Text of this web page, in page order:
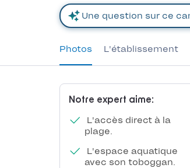
Photos L'établissement
Notre expert aime:
L'accès direct à la
plage.
L'espace aquatique
avec son toboggan.